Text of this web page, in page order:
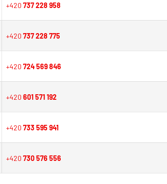
+420 737 228 958
+420 737 228 775
+420 724 569 846
+420 601 571 192
+420 733 595 941
+420 730 576 556